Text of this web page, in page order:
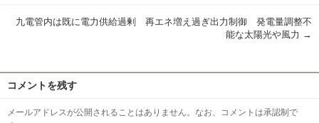
九電管内は既に電力供給過剰 再エネ増え過ぎ出力制御 発電量調整不
能な太陽光や風力 →
コメントを残す
メールアドレスが公開されることはありません。なお、コメントは承認制で